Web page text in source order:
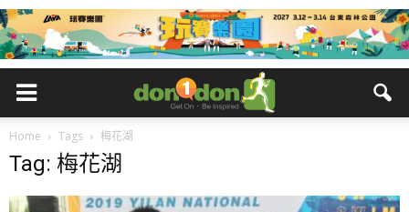
Home Tags 梅花湖
Tag: 梅花湖